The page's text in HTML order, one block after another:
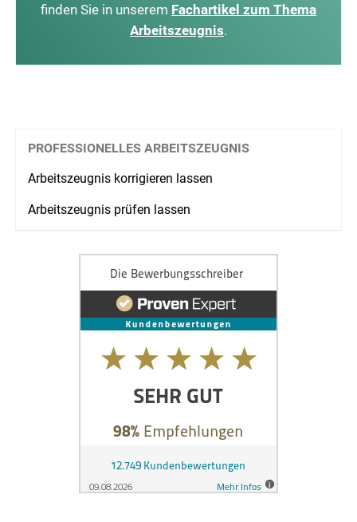
PROFESSIONELLES ARBEITSZEUGNIS
Arbeitszeugnis korrigieren lassen
Arbeitszeugnis prüfen lassen
finden Sie in unserem Fachartikel zum Thema
Arbeitszeugnis.